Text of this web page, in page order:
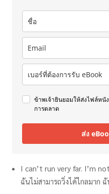
ข้าพเจ้ายินยอมให้ส่งไฟล์หนั
การตลาด
ส่ง
I can’t run very far. I’m
ฉันไม่สามารถวิ่งได้ไกลมาก